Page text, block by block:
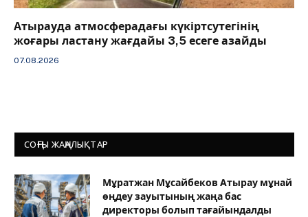
Атырауда атмосферадағы күкіртсутегінің
жоғары ластану жағдайы 3,5 есеге азайды
07.08.2026
СОҢҒЫ ЖАҢАЛЫҚТАР
Мұратжан Мұсайбеков Атырау мұнай
өңдеу зауытының жаңа бас
директоры болып тағайындалды